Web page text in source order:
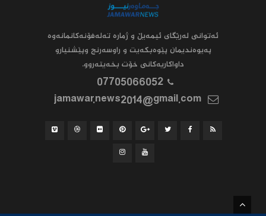
ئه‌توانى له‌رێگاى ئیمه‌یڵ و ژماره‌ ته‌له‌فۆنه‌کانمانه‌وه‌
په‌یوه‌ندیمان پێوه‌بکه‌یت و راوسه‌رنج وپێشنیارو
داواکاریه‌کانى خۆت بخه‌یته‌روو.
07705066052
jamawar.news2014@gmail.com